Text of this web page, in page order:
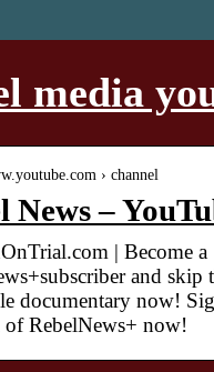
media
› channel
News –
| Become a
and
documentary now!
of RebelNews+ now!